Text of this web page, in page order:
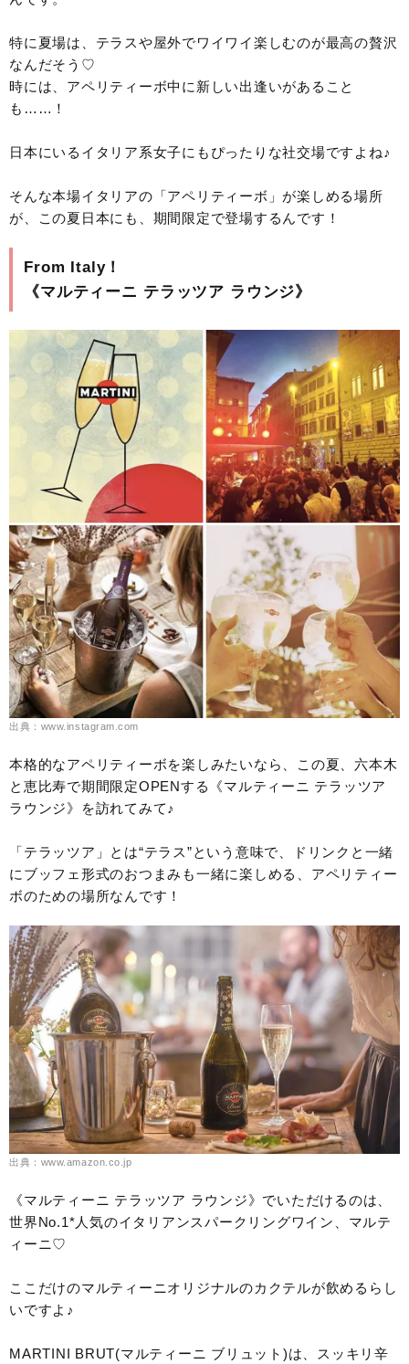
特に夏場は、テラスや屋外でワイワイ楽しむのが最高の贅沢
なんだそう♡
時には、アペリティーボ中に新しい出逢いがあること
も……！
日本にいるイタリア系女子にもぴったりな社交場ですよね♪
そんな本場イタリアの「アペリティーボ」が楽しめる場所
が、この夏日本にも、期間限定で登場するんです！
From Italy！
《マルティーニ テラッツア ラウンジ》
出典：www.instagram.com
本格的なアペリティーボを楽しみたいなら、この夏、六本木
と恵比寿で期間限定OPENする《マルティーニ テラッツア
ラウンジ》を訪れてみて♪
「テラッツア」とは“テラス”という意味で、ドリンクと一緒
にブッフェ形式のおつまみも一緒に楽しめる、アペリティー
ボのための場所なんです！
出典：www.amazon.co.jp
《マルティーニ テラッツア ラウンジ》でいただけるのは、
世界No.1*人気のイタリアンスパークリングワイン、マルテ
ィーニ♡
ここだけのマルティーニオリジナルのカクテルが飲めるらし
いですよ♪
MARTINI BRUT(マルティーニ ブリュット)は、スッキリ辛